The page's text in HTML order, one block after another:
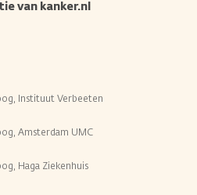
van kanker.nl
Instituut Verbeeten
Amsterdam UMC
Haga Ziekenhuis